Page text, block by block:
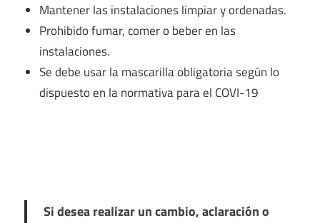
Mantener las instalaciones limpiar y ordenadas.
Prohibido fumar, comer o beber en las
instalaciones.
Se debe usar la mascarilla obligatoria según lo
dispuesto en la normativa para el COVI-19
Si desea realizar un cambio, aclaración o